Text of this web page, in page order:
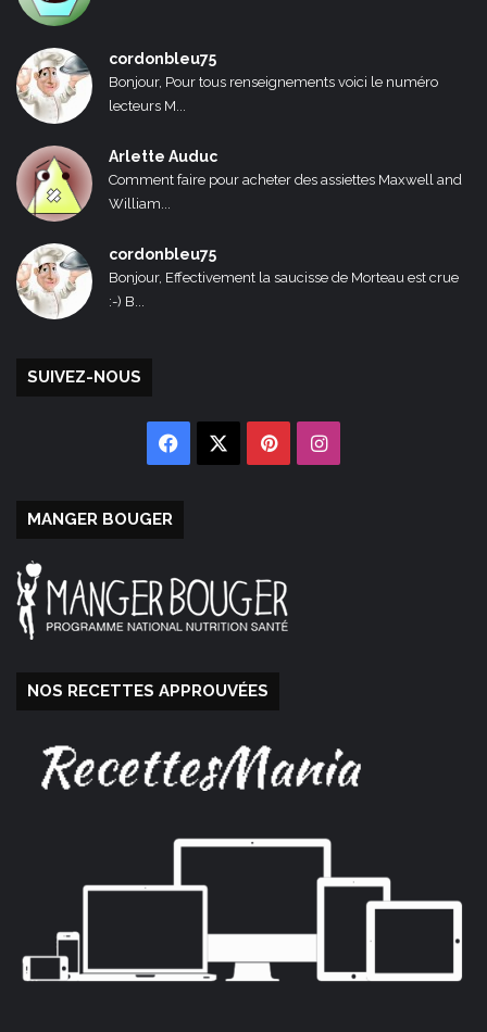
cordonbleu75
Bonjour, Pour tous renseignements voici le numéro
lecteurs M...
Arlette Auduc
Comment faire pour acheter des assiettes Maxwell and
William...
cordonbleu75
Bonjour, Effectivement la saucisse de Morteau est crue
:-) B...
SUIVEZ-NOUS
Facebook PinterestInstagram
MANGER BOUGER
NOS RECETTES APPROUVÉES